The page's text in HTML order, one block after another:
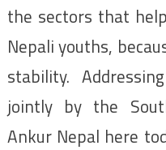
the sectors that
Nepali youths,
stability.
jointly by the
Ankur Nepal here